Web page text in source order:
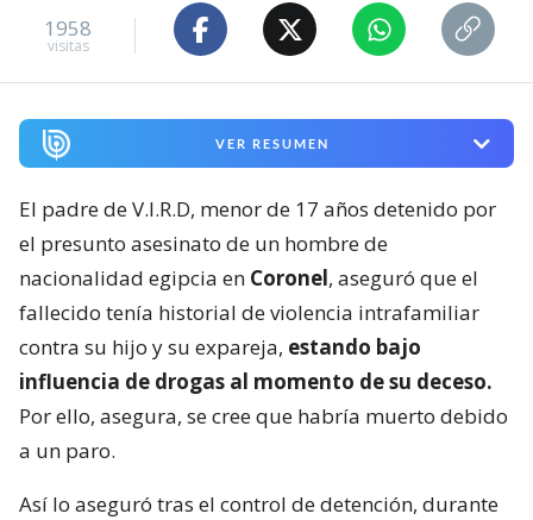
1958
visitas
VER RESUMEN
El padre de V.I.R.D, menor de 17 años detenido por
el presunto asesinato de un hombre de
nacionalidad egipcia en Coronel, aseguró que el
fallecido tenía historial de violencia intrafamiliar
contra su hijo y su expareja, estando bajo
influencia de drogas al momento de su deceso.
Por ello, asegura, se cree que habría muerto debido
a un paro.
Así lo aseguró tras el control de detención, durante